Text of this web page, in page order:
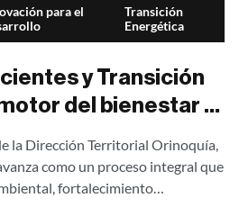
para el
Transición
Energética
y Transición
del bienestar y
la Dirección Territorial Orinoquía,
como un proceso integral que
fortalecimiento